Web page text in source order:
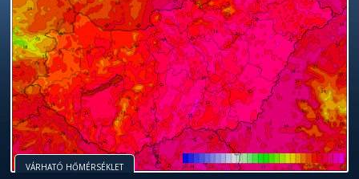
VÁRHATÓ HŐMÉRSÉKLET